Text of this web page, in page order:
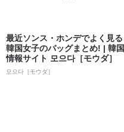
最近ソンス・ホンデでよく見る
韓国女子のバッグまとめ! | 韓国
情報サイト 모으다［モウダ］
모으다［モウダ］